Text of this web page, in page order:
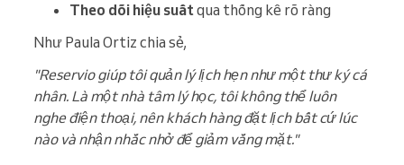
Theo dõi hiệu suấtqua thống kê rõ ràng
Như Paula Ortiz chia sẻ,
"Reservio giúp tôi quản lý lịch hẹn như một thư ký cá
nhân. Là một nhà tâm lý học, tôi không thể luôn
nghe điện thoại, nên khách hàng đặt lịch bất cứ lúc
nào và nhận nhắc nhở để giảm vắng mặt."